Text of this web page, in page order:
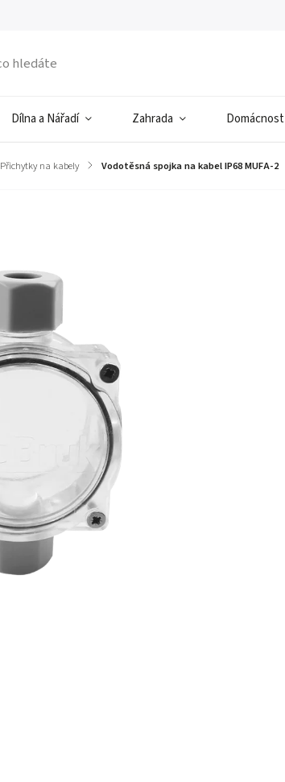
Dílna a Nářadí Zahrada Domácnost
Přichytky na kabely / Vodotěsná spojka na kabel IP68 MUFA-2